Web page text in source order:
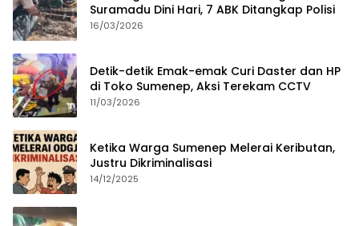
Suramadu Dini Hari, 7 ABK Ditangkap Polisi
16/03/2026
Detik-detik Emak-emak Curi Daster dan HP
di Toko Sumenep, Aksi Terekam CCTV
11/03/2026
Ketika Warga Sumenep Melerai Keributan,
Justru Dikriminalisasi
14/12/2025